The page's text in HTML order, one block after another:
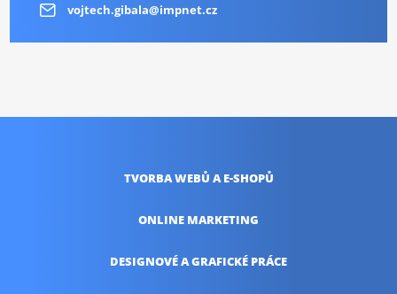
vojtech.gibala@impnet.cz
TVORBA WEBŮ A E-SHOPŮ
ONLINE MARKETING
DESIGNOVÉ AGRAFICKÉ PRÁCE